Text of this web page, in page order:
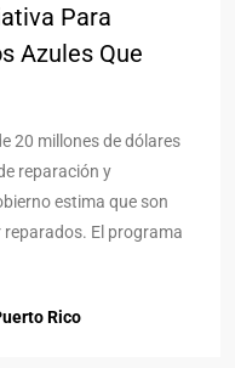
Para
Azules Que
20 millones de dólares
reparación y
estima que son
El programa
Rico